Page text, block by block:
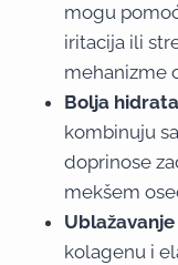
mogu
iritacija ili
mehanizme
Bolja
kombinuju
doprinose
mekšem
kolagenu i